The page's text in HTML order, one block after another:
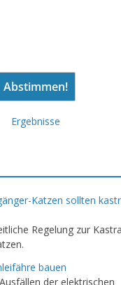
Ergebnisse
Katzen sollten
Regelung zur
bauen
der elektrischen